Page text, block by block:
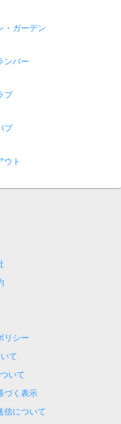
・ガーデン
ンバー
ブ
ブ
ウト
リシー
て
いて
づく表示
信について